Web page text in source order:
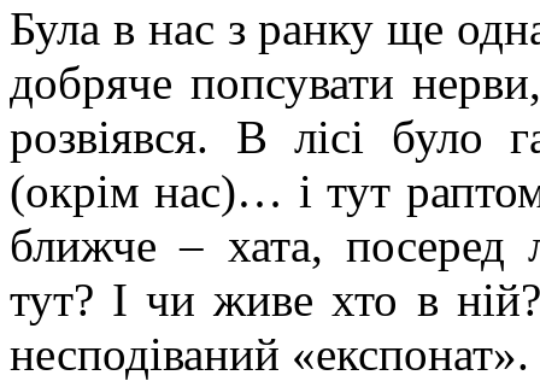
Була в нас з ранку ще
добряче попсувати
розвіявся. В лісі було
(окрім нас)… і тут
ближче – хата, посеред
тут? І чи живе хто в
несподіваний «експонат».